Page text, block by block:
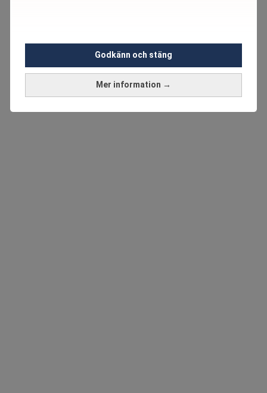
Mer information →
Godkänn och stäng